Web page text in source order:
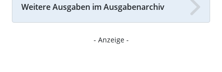
Weitere Ausgaben im Ausgabenarchiv
- Anzeige -